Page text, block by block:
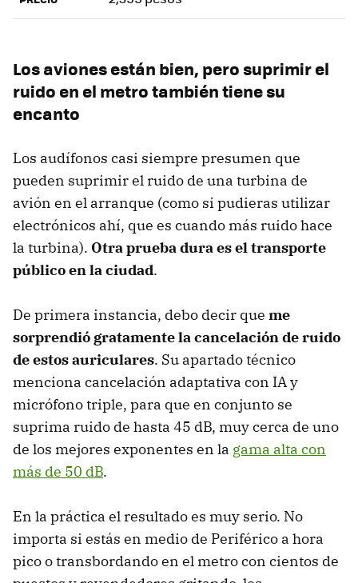
Los aviones están bien, pero suprimir el
ruido en el metro también tiene su
encanto
Los audífonos casi siempre presumen que
pueden suprimir el ruido de una turbina de
avión en el arranque (como si pudieras utilizar
electrónicos ahí, que es cuando más ruido hace
la turbina). Otra prueba dura es el transporte
público en la ciudad.
De primera instancia, debo decir que me
sorprendió gratamente la cancelación de ruido
de estos auriculares. Su apartado técnico
menciona cancelación adaptativa con IA y
micrófono triple, para que en conjunto se
suprima ruido de hasta 45 dB, muy cerca de uno
de los mejores exponentes en la gama alta con
más de 50 dB.
En la práctica el resultado es muy serio. No
importa si estás en medio de Periférico a hora
pico o transbordando en el metro con cientos de